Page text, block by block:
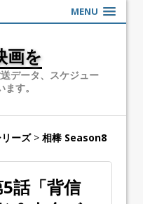
MENU
画を
データ、スケジュー
す。
ーズ > 相棒 Season8
話「背信